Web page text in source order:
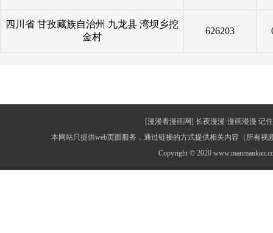
四川省 甘孜藏族自治州 九龙县 湾坝乡挖
金村
626203
[漫漫看漫画网] 长夜漫漫·漫画漫漫 记
本网站只提供web页面服务，通过链接的方式提供相关内容（所有
Copyright © 2020